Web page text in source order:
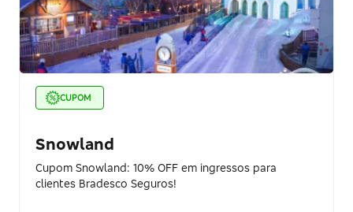
CUPOM
Snowland
Cupom Snowland: 10% OFF em ingressos para
clientes Bradesco Seguros!